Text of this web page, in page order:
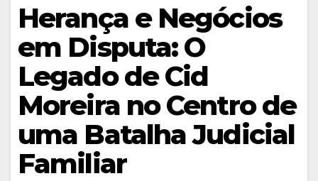
Herança e Negócios
em Disputa: O
Legado de Cid
Moreira no Centro de
uma Batalha Judicial
Familiar